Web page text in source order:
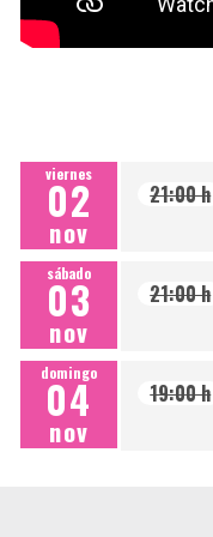
viernes
02
nov
21:00 h
sábado
03
nov
21:00 h
domingo
04
nov
19:00 h